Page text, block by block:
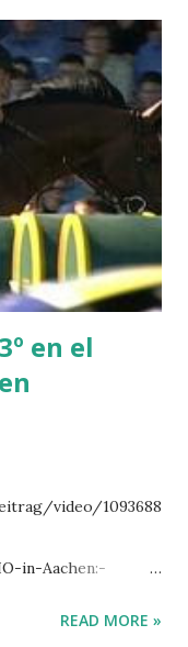
6 QUERLYBET
8 CARMENA Z -
AL DUHAMI 10
NIGHT -LEVY 2 K
- HOUGH 4
6
111 -MOYA 8
10 SELDANA
el ganador
en el
video/1093688
in-Aachen:-
READ MORE »